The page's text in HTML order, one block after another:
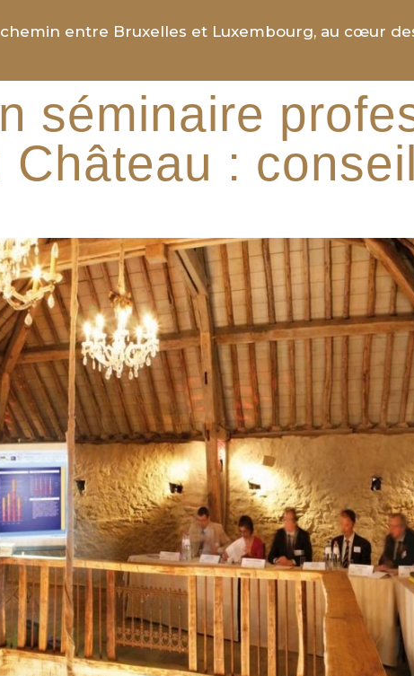
chemin entre Bruxelles et Luxembourg, au cœur
séminaire
Château :